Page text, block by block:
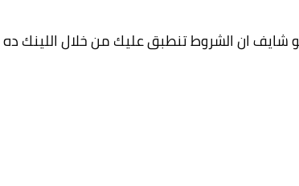
ان الشروط تنطبق عليك من خلال اللينك ده